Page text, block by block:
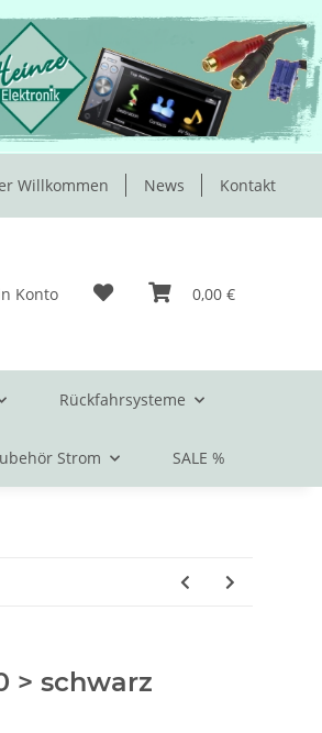
Willkommen News Kontakt
Konto 0,00 €
Rückfahrsysteme
Strom SALE %
> schwarz